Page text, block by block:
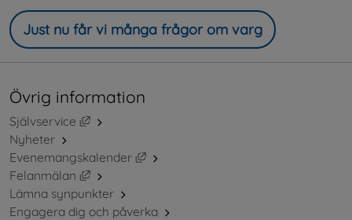
Just nu får vi många frågor om varg
Övrig information
Självservice
Länk till annan webbplats, öppnas i nytt fönster.
Nyheter
Evenemangskalender
Länk till annan webbplats, öppnas i
Felanmälan
Länk till annan webbplats, öppnas i nytt fönster.
Lämna synpunkter
Engagera dig och påverka